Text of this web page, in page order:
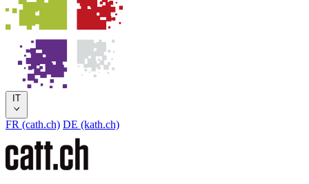
IT
FR (cath.ch) DE (kath.ch)